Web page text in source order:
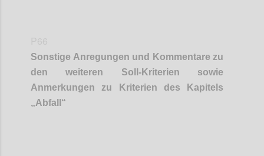
Sonstige Anregungen und Kommentare zu
den weiteren Soll-Kriterien sowie
Anmerkungen zu Kriterien des Kapitels
„Abfall “